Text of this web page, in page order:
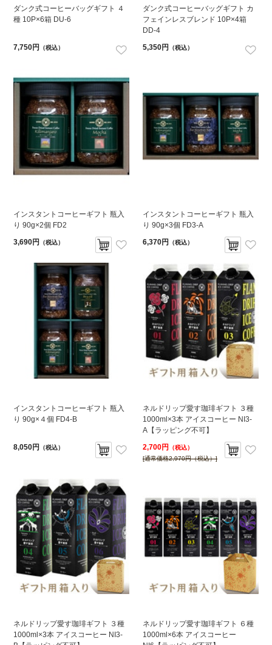
ダンク式コーヒーバッグギフト ４
種 10P×6箱 DU-6
7,750円 （税込）
ダンク式コーヒーバッグギフト カ
フェインレスブレンド 10P×4箱
DD-4
5,350円
（税込）
インスタントコーヒーギフト 瓶入
り 90g×2個 FD2
3,690円 （税込）
インスタントコーヒーギフト 瓶入
り 90g×3個 FD3-A
6,370円 （税込）
インスタントコーヒーギフト 瓶入
り 90g×４個 FD4-B
8,050円 （税込）
ネルドリップ愛す珈琲ギフト ３種
1000ml×3本 アイスコーヒー NI3-
A【ラッピング不可】
2,700円 （税込）
[通常価格2,970円（税込）]
ネルドリップ愛す珈琲ギフト ３種
1000ml×3本 アイスコーヒー NI3-
ネルドリップ愛す珈琲ギフト ６種
1000ml×6本 アイスコーヒー